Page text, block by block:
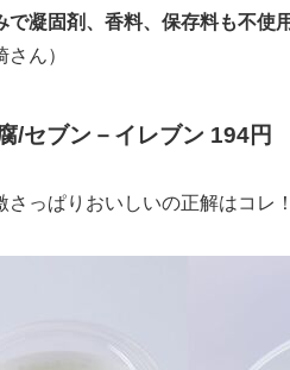
で凝固剤、香料、保存料も不使
さん）
/セブン－イレブン 194円
っぱりおいしいの正解はコレ！